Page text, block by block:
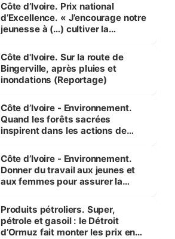
Côte d’Ivoire. Prix national
d’Excellence. « J’encourage notre
jeunesse à (…) cultiver la
(Alassane Ouattara
Côte d'Ivoire. Sur la route de
Bingerville, après pluies et
inondations (Reportage)
Côte d’Ivoire - Environnement.
Quand les forêts sacrées
inspirent dans les actions de
Côte d’Ivoire - Environnement.
Donner du travail aux jeunes et
aux femmes pour assurer la
menacées
Produits pétroliers. Super,
pétrole et gasoil : le Détroit
d’Ormuz fait monter les prix en